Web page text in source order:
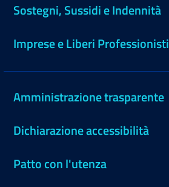
Sostegni, Sussidi e Indennità
Imprese e Liberi Professionisti
Amministrazione trasparente
Dichiarazione accessibilità
Patto con l'utenza